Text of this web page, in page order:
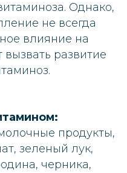
Однако,
не всегда
влияние на
развитие
продукты,
зеленый лук,
черника,